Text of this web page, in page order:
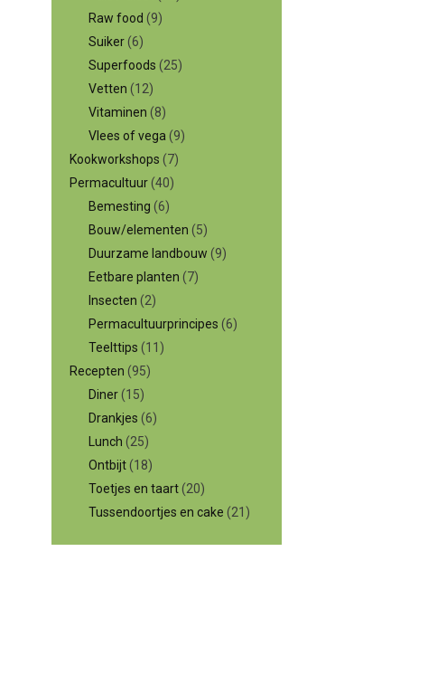
Raw food (9)
Suiker(6)
Superfoods (25)
Vetten (12)
Vitaminen (8)
Vlees of vega(9)
Kookworkshops (7)
Permacultuur(40)
Bemesting (6)
Bouw/elementen (5)
Duurzame landbouw (9)
Eetbare planten (7)
Insecten (2)
Permacultuurprincipes (6)
Teelttips (11)
Recepten (95)
Diner(15)
Drankjes (6)
Lunch (25)
Ontbijt(18)
Toetjes en taart(20)
Tussendoortjes en cake (21)